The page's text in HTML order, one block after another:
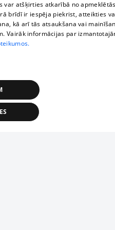
var atšķirties atkarībā no
brīdī ir iespēja piekrist, atteikties
kā arī tās atsaukšana vai
Vairāk informācijas par